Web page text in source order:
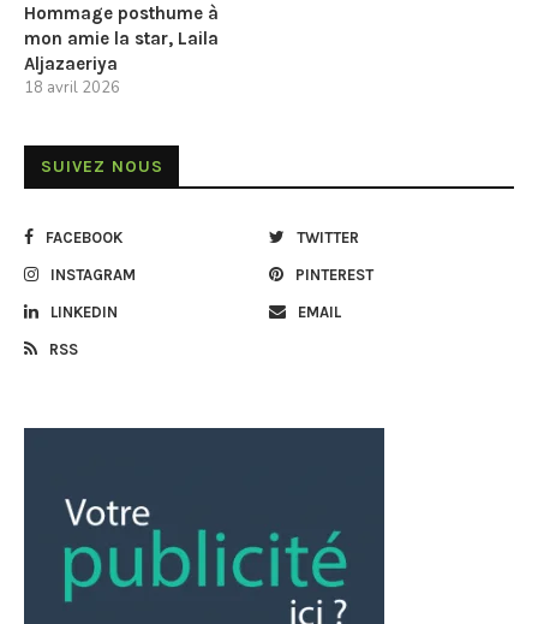
Hommage posthume à
mon amie la star, Laila
Aljazaeriya
18 avril 2026
SUIVEZ NOUS
FACEBOOK TWITTER
INSTAGRAM PINTEREST
LINKEDIN EMAIL
RSS